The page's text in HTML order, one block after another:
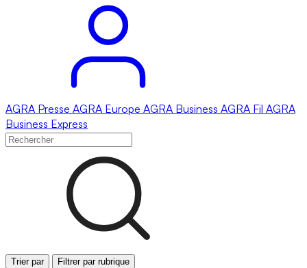
AGRA Presse AGRA Europe AGRA Business AGRA Fil AGRA
Business Express
Trier par Filtrer par rubrique